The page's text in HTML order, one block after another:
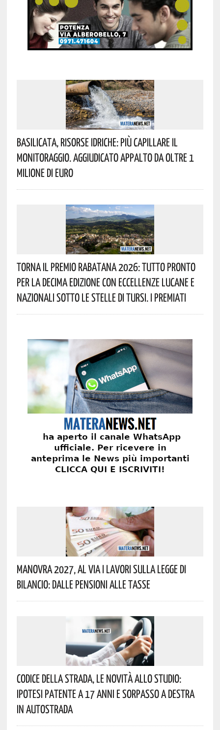
Basilicata, Risorse Idriche: Più Capillare Il
Monitoraggio. Aggiudicato Appalto Da Oltre 1
Milione Di Euro
Torna Il Premio Rabatana 2026: Tutto Pronto
Per La Decima Edizione Con Eccellenze Lucane E
Nazionali Sotto Le Stelle Di Tursi. I Premiati
Manovra 2027, Al Via I Lavori Sulla Legge Di
Bilancio: Dalle Pensioni Alle Tasse
Codice Della Strada, Le Novità Allo Studio:
Ipotesi Patente A 17 Anni E Sorpasso A Destra
In Autostrada